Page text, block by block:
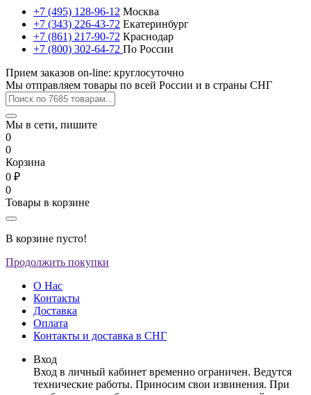
+7 (495) 128-96-12 Москва
+7 (343) 226-43-72 Екатеринбург
+7 (861) 217-90-72 Краснодар
+7 (800) 302-64-72 По России
Прием заказов on-line: круглосуточно
Мы отправляем товары по всей России и в страны СНГ
Мы в сети, пишите
0
0
Корзина
0 ₽
0
Товары в корзине
В корзине пусто!
Продолжить покупки
О Нас
Контакты
Доставка
Оплата
Контакты и доставка в СНГ
Вход
Вход в личный кабинет временно ограничен. Ведутся
технические работы. Приносим свои извинения. При